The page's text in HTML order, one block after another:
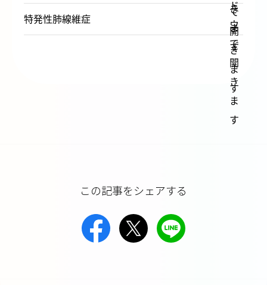
特発性肺線維症
この記事をシェアする